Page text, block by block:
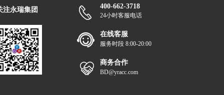
400-662-3718
24小时客服电话
在线客服
服务时段 8:00-20:00
商务合作
BD@yracc.com
注永瑞集团